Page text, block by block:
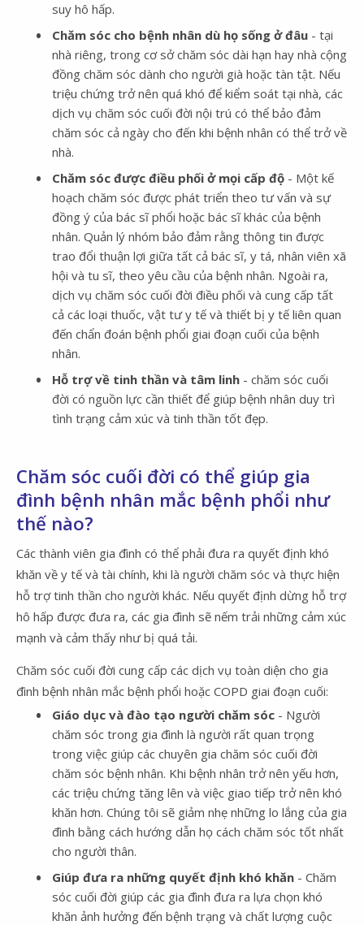
suy hô hấp.
Chăm sóc cho bệnh nhân dù họ sống ở đâu - tại
nhà riêng, trong cơ sở chăm sóc dài hạn hay nhà cộng
đồng chăm sóc dành cho người già hoặc tàn tật. Nếu
triệu chứng trở nên quá khó để kiểm soát tại nhà, các
dịch vụ chăm sóc cuối đời nội trú có thể bảo đảm
chăm sóc cả ngày cho đến khi bệnh nhân có thể trở về
nhà.
Chăm sóc được điều phối ở mọi cấp độ - Một kế
hoạch chăm sóc được phát triển theo tư vấn và sự
đồng ý của bác sĩ phổi hoặc bác sĩ khác của bệnh
nhân. Quản lý nhóm bảo đảm rằng thông tin được
trao đổi thuận lợi giữa tất cả bác sĩ, y tá, nhân viên xã
hội và tu sĩ, theo yêu cầu của bệnh nhân. Ngoài ra,
dịch vụ chăm sóc cuối đời điều phối và cung cấp tất
cả các loại thuốc, vật tư y tế và thiết bị y tế liên quan
đến chẩn đoán bệnh phổi giai đoạn cuối của bệnh
nhân.
Hỗ trợ về tinh thần và tâm linh - chăm sóc cuối
đời có nguồn lực cần thiết để giúp bệnh nhân duy trì
tình trạng cảm xúc và tinh thần tốt đẹp.
Chăm sóc cuối đời có thể giúp gia
đình bệnh nhân mắc bệnh phổi như
thế nào?
Các thành viên gia đình có thể phải đưa ra quyết định khó
khăn về y tế và tài chính, khi là người chăm sóc và thực hiện
hỗ trợ tinh thần cho người khác. Nếu quyết định dừng hỗ trợ
hô hấp được đưa ra, các gia đình sẽ nếm trải những cảm xúc
mạnh và cảm thấy như bị quá tải.
Chăm sóc cuối đời cung cấp các dịch vụ toàn diện cho gia
đình bệnh nhân mắc bệnh phổi hoặc COPD giai đoạn cuối:
Giáo dục và đào tạo người chăm sóc - Người
chăm sóc trong gia đình là người rất quan trọng
trong việc giúp các chuyên gia chăm sóc cuối đời
chăm sóc bệnh nhân. Khi bệnh nhân trở nên yếu hơn,
các triệu chứng tăng lên và việc giao tiếp trở nên khó
khăn hơn. Chúng tôi sẽ giảm nhẹ những lo lắng của gia
đình bằng cách hướng dẫn họ cách chăm sóc tốt nhất
cho người thân.
Giúp đưa ra những quyết định khó khăn - Chăm
sóc cuối đời giúp các gia đình đưa ra lựa chọn khó
khăn ảnh hưởng đến bệnh trạng và chất lượng cuộc